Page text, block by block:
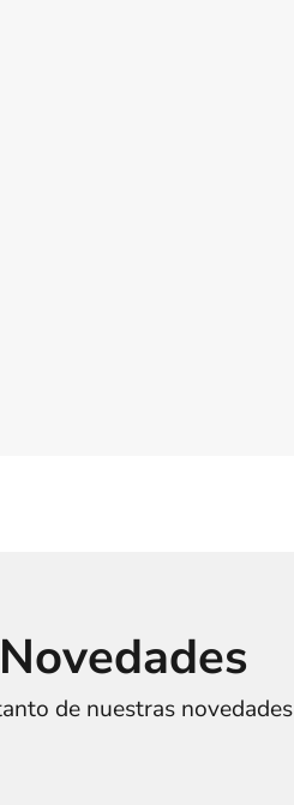
de nuestras novedades